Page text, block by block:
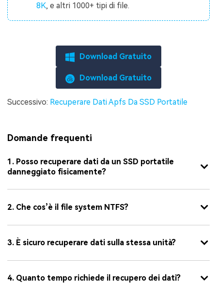
8K, e altri 1000+ tipi di file.
Download Gratuito
Download Gratuito
Successivo: Recuperare Dati Apfs Da SSD Portatile
Domande frequenti
1. Posso recuperare dati da un SSD portatile
danneggiato fisicamente?
2. Che cos’è il file system NTFS?
3. È sicuro recuperare dati sulla stessa unità?
4. Quanto tempo richiede il recupero dei dati?